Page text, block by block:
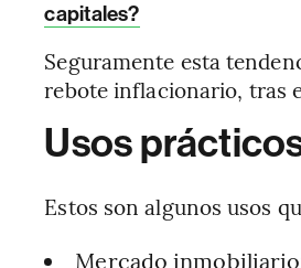
capitales?
Seguramente esta
rebote inflacionario, tras
Usos
Estos son algunos usos
Mercado